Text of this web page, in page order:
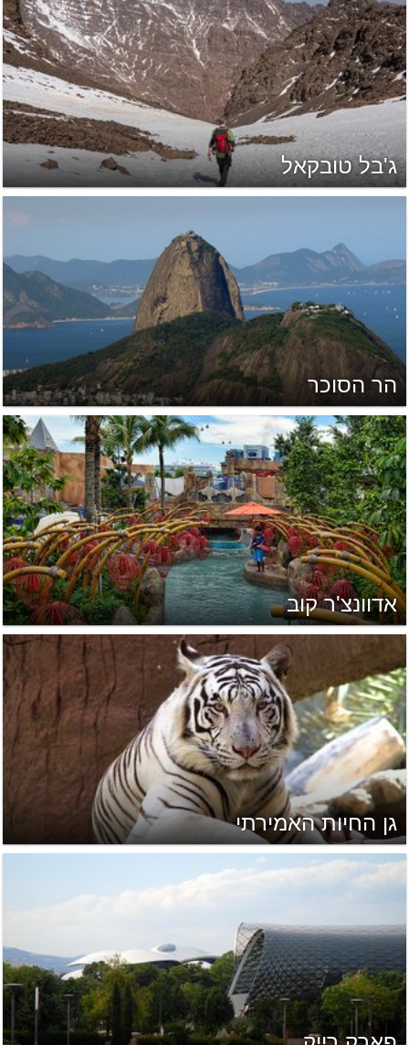
ג'בל טובקאל
הר הסוכר
אדוונצ'ר קוב
גן החיות האמירתי